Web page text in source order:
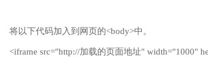
将以下代码加入到网页的<body>中。
<iframe src="http://加载的页面地址" width="1000"